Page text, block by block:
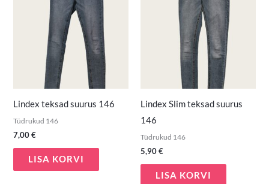
Lindex teksad suurus 146
Tüdrukud 146
7,00€
LISA KORVI
Lindex Slim teksad suurus
146
Tüdrukud 146
5,90€
LISA KORVI